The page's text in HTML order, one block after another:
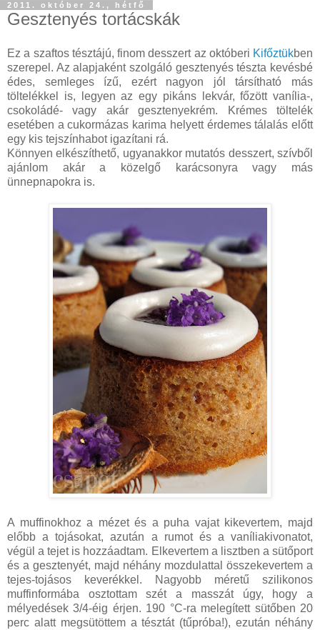
2011. október 24., hétfő
Gesztenyés tortácskák
Ez a szaftos tésztájú, finom desszert az októberi Kifőztükben
szerepel. Az alapjaként szolgáló gesztenyés tészta kevésbé
édes, semleges ízű, ezért nagyon jól társítható más
töltelékkel is, legyen az egy pikáns lekvár, főzött vanília-,
csokoládé- vagy akár gesztenyekrém. Krémes töltelék
esetében a cukormázas karima helyett érdemes tálalás előtt
egy kis tejszínhabot igazítani rá.
Könnyen elkészíthető, ugyanakkor mutatós desszert, szívből
ajánlom akár a közelgő karácsonyra vagy más
ünnepnapokra is.
A muffinokhoz a mézet és a puha vajat kikevertem, majd
előbb a tojásokat, azután a rumot és a vaníliakivonatot,
végül a tejet is hozzáadtam. Elkevertem a lisztben a sütőport
és a gesztenyét, majd néhány mozdulattal összekevertem a
tejes-tojásos keverékkel. Nagyobb méretű szilikonos
muffinformába osztottam szét a masszát úgy, hogy a
mélyedések 3/4-éig érjen. 190 °C-ra melegített sütőben 20
perc alatt megsütöttem a tésztát (tűpróba!), ezután néhány